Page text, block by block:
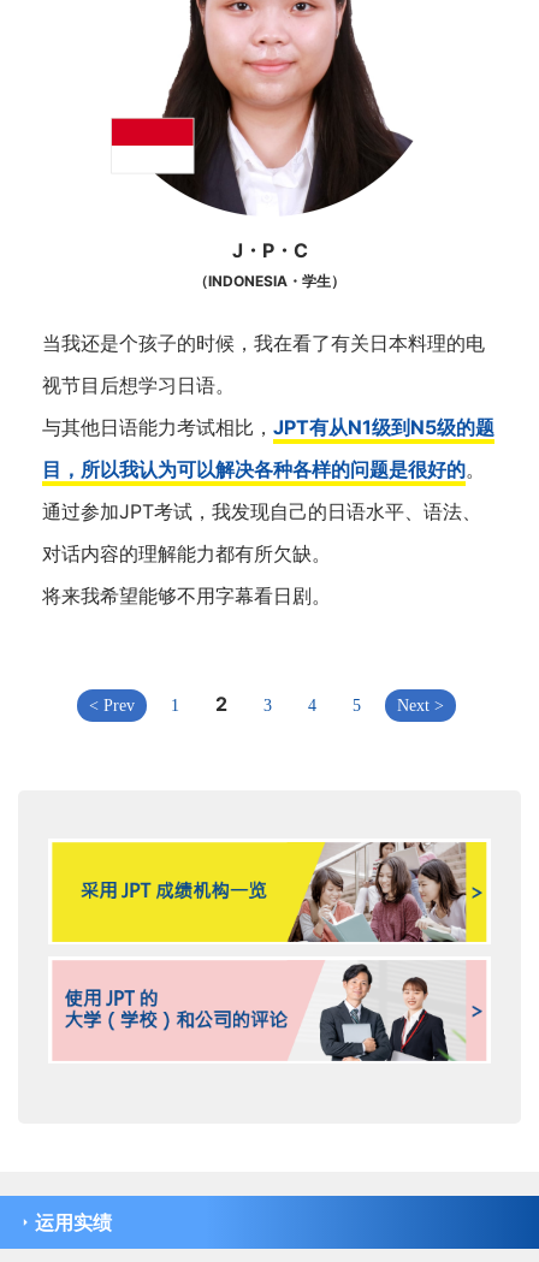
J・P・C
（INDONESIA・学生）
当我还是个孩子的时候，我在看了有关日本料理的电
视节目后想学习日语。
与其他日语能力考试相比， JPT有从N1级到N5级的题
目，所以我认为可以解决各种各样的问题是很好的。
通过参加JPT考试，我发现自己的日语水平、语法、
对话内容的理解能力都有所欠缺。
将来我希望能够不用字幕看日剧。
< Prev 1 2 3 4 5 Next >
运用实绩